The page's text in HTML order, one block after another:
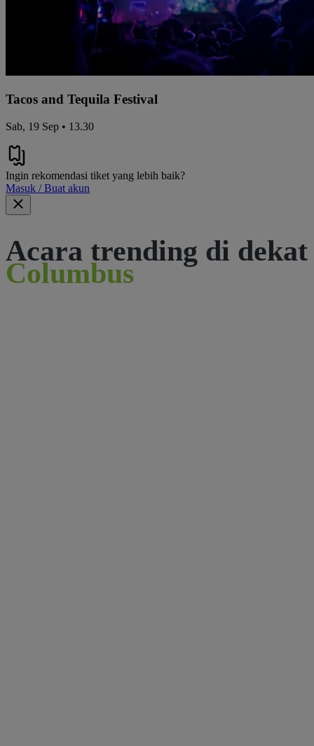
Tacos and Tequila Festival
Sab, 19 Sep • 13.30
Ingin rekomendasi tiket yang lebih baik?
Masuk / Buat akun
Acara trending di dekat
Columbus